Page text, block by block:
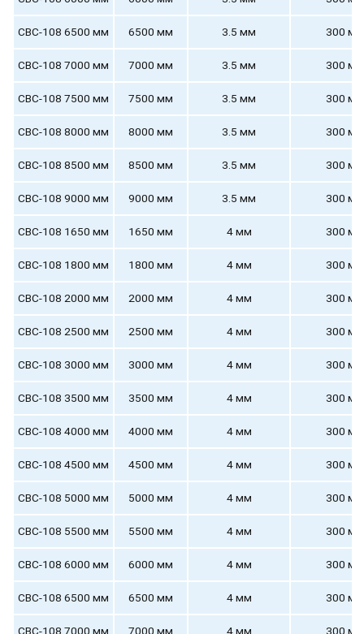
СВС-108 6500 мм 6500 мм 3.5 мм 300 мм
СВС-108 7000 мм 7000 мм 3.5 мм 300 мм
СВС-108 7500 мм 7500 мм 3.5 мм 300 мм
СВС-108 8000 мм 8000 мм 3.5 мм 300 мм
СВС-108 8500 мм 8500 мм 3.5 мм 300 мм
СВС-108 9000 мм 9000 мм 3.5 мм 300 мм
СВС-108 1650 мм 1650 мм 4 мм 300 мм
СВС-108 1800 мм 1800 мм 4 мм 300 мм
СВС-108 2000 мм 2000 мм 4 мм 300 мм
СВС-108 2500 мм 2500 мм 4 мм 300 мм
СВС-108 3000 мм 3000 мм 4 мм 300 мм
СВС-108 3500 мм 3500 мм 4 мм 300 мм
СВС-108 4000 мм 4000 мм 4 мм 300 мм
СВС-108 4500 мм 4500 мм 4 мм 300 мм
СВС-108 5000 мм 5000 мм 4 мм 300 мм
СВС-108 5500 мм 5500 мм 4 мм 300 мм
СВС-108 6000 мм 6000 мм 4 мм 300 мм
СВС-108 6500 мм 6500 мм 4 мм 300 мм
СВС-108 7000 мм 7000 мм 4 мм 300 мм